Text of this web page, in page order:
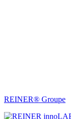
REINER® Groupe